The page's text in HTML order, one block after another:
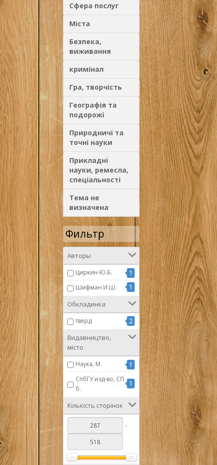
Сфера послуг
Міста
Безпека,
виживання
кримінал
Гра, творчість
Географія та
подорожі
Природничі та
точні науки
Прикладні
науки, ремесла,
спеціальності
Тема не
визначена
Фильтр
Авторы
Циркин Ю.Б. 1
Шифман И.Ш. 1
Обкладинка
тверд 2
Видавництво,
місто
Наука, М. 1
СпбГУ изд-во, СП
б.
1
Кількість сторінок
-